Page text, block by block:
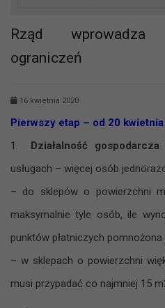
Rząd wprowadza
ograniczeń
16 kwietnia 2020
Pierwszy etap – od 20
1.
Działalność gospodarcza
usługach – więcej osób
– do sklepów o powierzchni
maksymalnie tyle osób, ile
punktów płatniczych pomnożona
– w sklepach o powierzchni
musi przypadać co najmniej 15